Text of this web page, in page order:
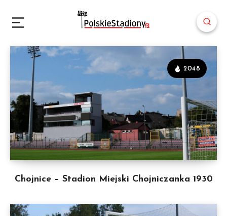
Chojnice – Stadion Miejski Chojniczanka 1930
2048